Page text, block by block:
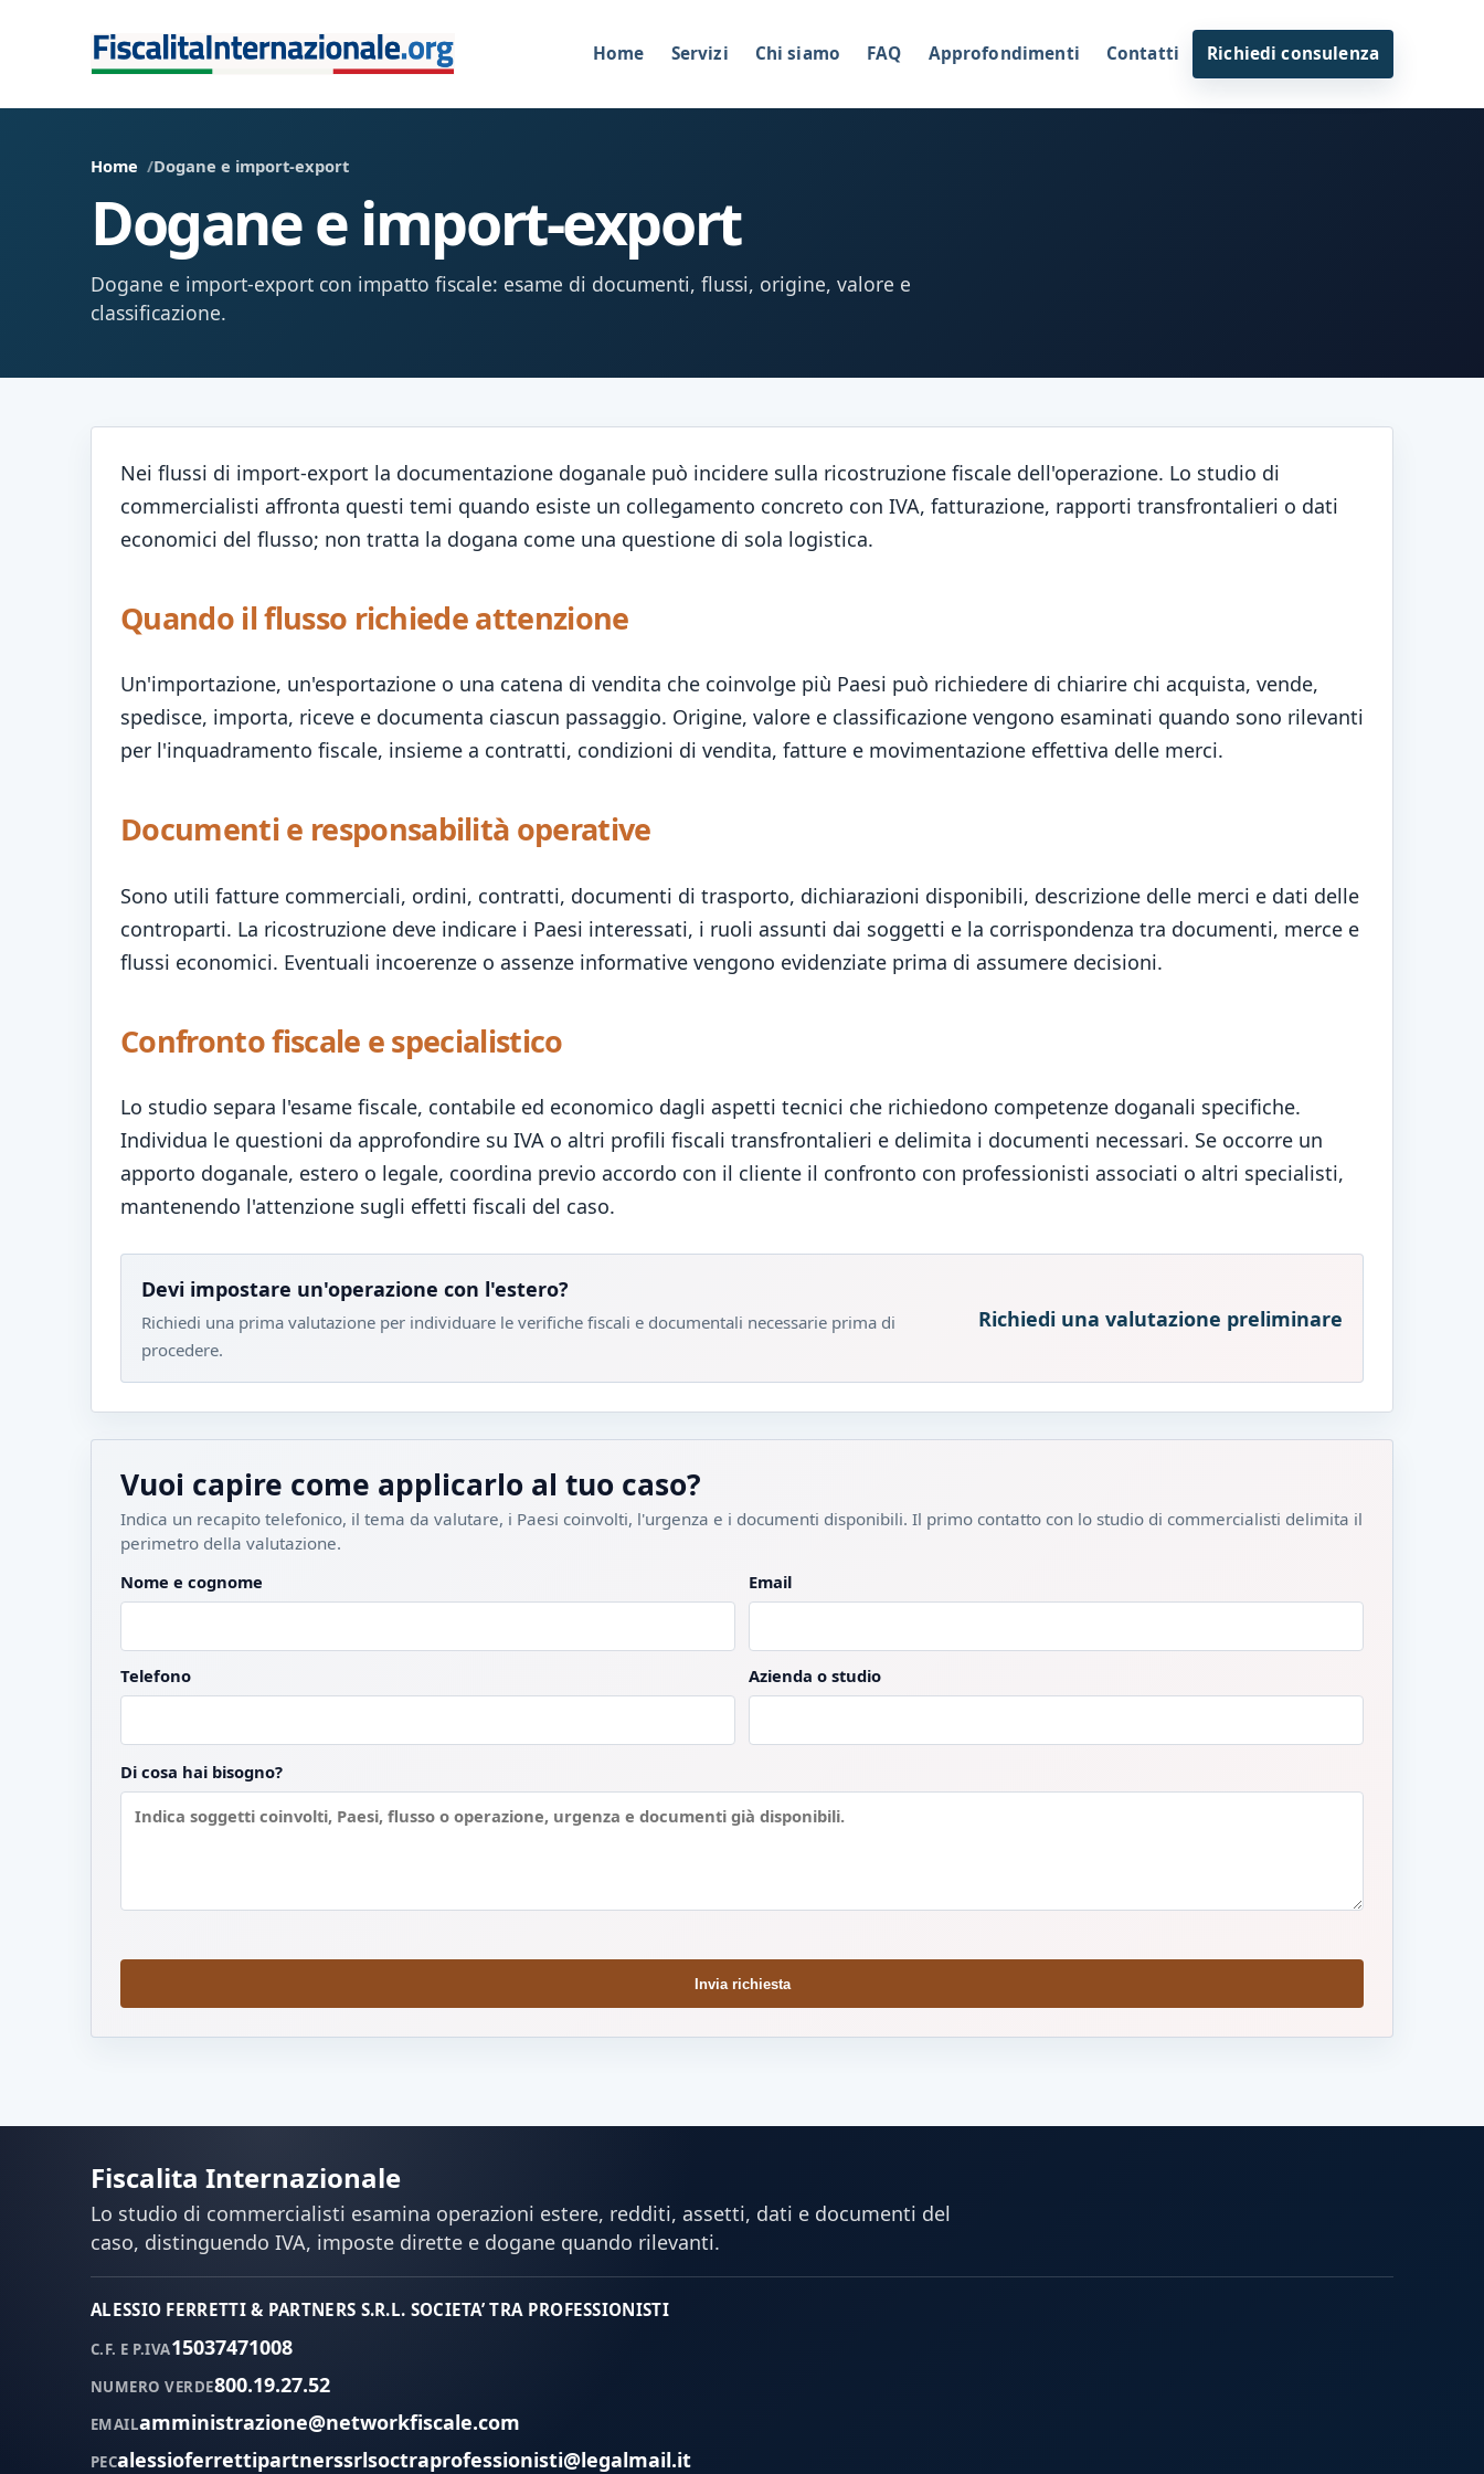
Home Servizi Chi siamo FAQ Approfondimenti Contatti Richiedi consulenza
Home Dogane e import-export
Dogane e import-export
Dogane e import-export con impatto fiscale: esame di documenti, flussi, origine, valore e
classificazione.
Nei flussi di import-export la documentazione doganale può incidere sulla ricostruzione fiscale dell'operazione. Lo studio di
commercialisti affronta questi temi quando esiste un collegamento concreto con IVA, fatturazione, rapporti transfrontalieri o dati
economici del flusso; non tratta la dogana come una questione di sola logistica.
Quando il flusso richiede attenzione
Un'importazione, un'esportazione o una catena di vendita che coinvolge più Paesi può richiedere di chiarire chi acquista, vende,
spedisce, importa, riceve e documenta ciascun passaggio. Origine, valore e classificazione vengono esaminati quando sono rilevanti
per l'inquadramento fiscale, insieme a contratti, condizioni di vendita, fatture e movimentazione effettiva delle merci.
Documenti e responsabilità operative
Sono utili fatture commerciali, ordini, contratti, documenti di trasporto, dichiarazioni disponibili, descrizione delle merci e dati delle
controparti. La ricostruzione deve indicare i Paesi interessati, i ruoli assunti dai soggetti e la corrispondenza tra documenti, merce e
flussi economici. Eventuali incoerenze o assenze informative vengono evidenziate prima di assumere decisioni.
Confronto fiscale e specialistico
Lo studio separa l'esame fiscale, contabile ed economico dagli aspetti tecnici che richiedono competenze doganali specifiche.
Individua le questioni da approfondire su IVA o altri profili fiscali transfrontalieri e delimita i documenti necessari. Se occorre un
apporto doganale, estero o legale, coordina previo accordo con il cliente il confronto con professionisti associati o altri specialisti,
mantenendo l'attenzione sugli effetti fiscali del caso.
Devi impostare un'operazione con l'estero?
Richiedi una prima valutazione per individuare le verifiche fiscali e documentali necessarie prima di
procedere.
Richiedi una valutazione preliminare
Vuoi capire come applicarlo al tuo caso?
Indica un recapito telefonico, il tema da valutare, i Paesi coinvolti, l'urgenza e i documenti disponibili. Il primo contatto con lo studio di commercialisti delimita il
perimetro della valutazione.
Nome e cognome
Email
Telefono Azienda o studio
Di cosa hai bisogno?
Invia richiesta
Fiscalita Internazionale
Lo studio di commercialisti esamina operazioni estere, redditi, assetti, dati e documenti del
caso, distinguendo IVA, imposte dirette e dogane quando rilevanti.
ALESSIO FERRETTI & PARTNERS S.R.L. SOCIETA’ TRA PROFESSIONISTI
C.F. E P.IVA15037471008
NUMERO VERDE800.19.27.52
EMAILamministrazione@networkfiscale.com
PECalessioferrettipartnerssrlsoctraprofessionisti@legalmail.it